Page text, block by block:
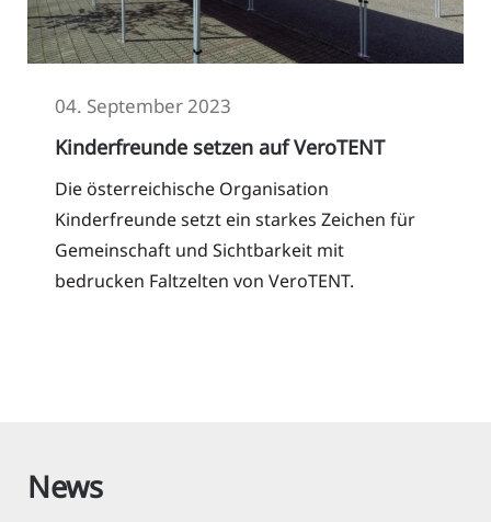
04. September 2023
Kinderfreunde setzen auf VeroTENT
Die österreichische Organisation
Kinderfreunde setzt ein starkes Zeichen für
Gemeinschaft und Sichtbarkeit mit
bedrucken Faltzelten von VeroTENT.
News